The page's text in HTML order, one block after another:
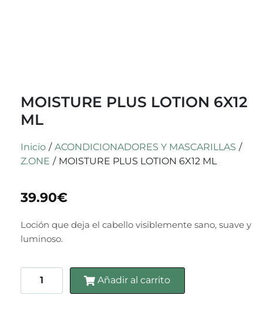
MOISTURE PLUS LOTION 6X12
ML
Inicio / ACONDICIONADORES Y MASCARILLAS /
Z.ONE / MOISTURE PLUS LOTION 6X12 ML
39.90€
Loción que deja el cabello visiblemente sano, suave y
luminoso.
Añadir al carrito